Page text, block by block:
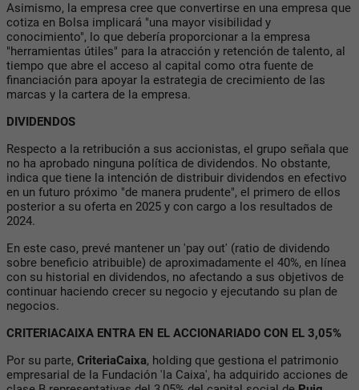
Asimismo, la empresa cree que convertirse en una empresa que
cotiza en Bolsa implicará "una mayor visibilidad y
conocimiento", lo que debería proporcionar a la empresa
"herramientas útiles" para la atracción y retención de talento, al
tiempo que abre el acceso al capital como otra fuente de
financiación para apoyar la estrategia de crecimiento de las
marcas y la cartera de la empresa.
DIVIDENDOS
Respecto a la retribución a sus accionistas, el grupo señala que
no ha aprobado ninguna política de dividendos. No obstante,
indica que tiene la intención de distribuir dividendos en efectivo
en un futuro próximo "de manera prudente", el primero de ellos
posterior a su oferta en 2025 y con cargo a los resultados de
2024.
En este caso, prevé mantener un 'pay out' (ratio de dividendo
sobre beneficio atribuible) de aproximadamente el 40%, en línea
con su historial en dividendos, no afectando a sus objetivos de
continuar haciendo crecer su negocio y ejecutando su plan de
negocios.
CRITERIACAIXA ENTRA EN EL ACCIONARIADO CON EL 3,05%
Por su parte, CriteriaCaixa, holding que gestiona el patrimonio
empresarial de la Fundación 'la Caixa', ha adquirido acciones de